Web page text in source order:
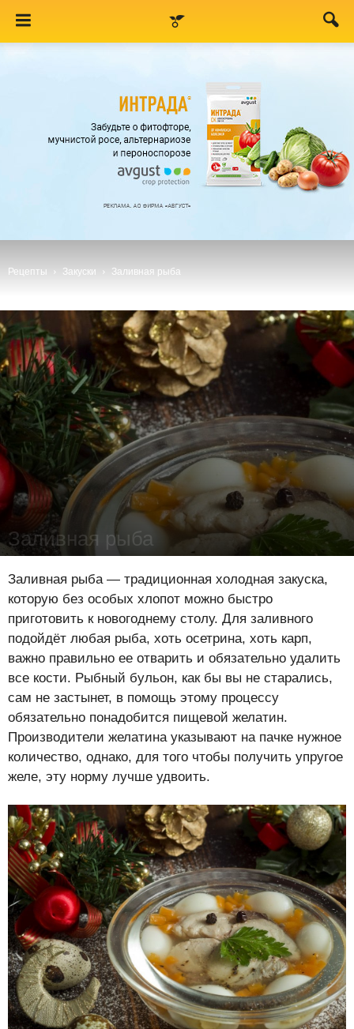
Рецепты Закуски Заливная рыба
Заливная рыба
Заливная рыба — традиционная холодная закуска,
которую без особых хлопот можно быстро
приготовить к новогоднему столу. Для заливного
подойдёт любая рыба, хоть осетрина, хоть карп,
важно правильно ее отварить и обязательно удалить
все кости. Рыбный бульон, как бы вы не старались,
сам не застынет, в помощь этому процессу
обязательно понадобится пищевой желатин.
Производители желатина указывают на пачке нужное
количество, однако, для того чтобы получить упругое
желе, эту норму лучше удвоить.